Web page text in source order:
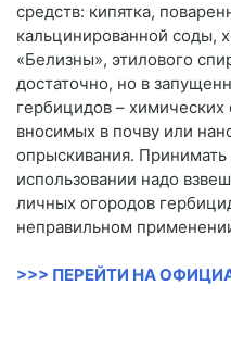
средств: кипятка,
кальцинированной соды,
«Белизны», этилового
достаточно, но в
гербицидов – химических
вносимых в почву или
опрыскивания.
использовании надо
личных огородов
неправильном
>>> ПЕРЕЙТИ НА